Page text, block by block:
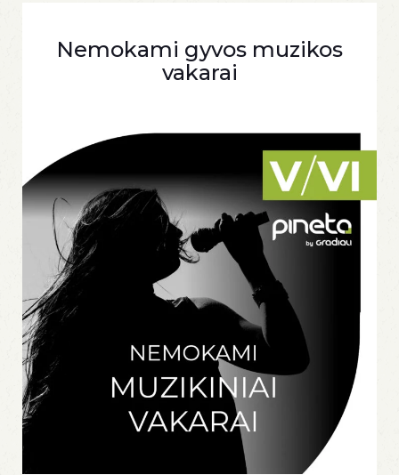
Nemokami gyvos muzikos
vakarai